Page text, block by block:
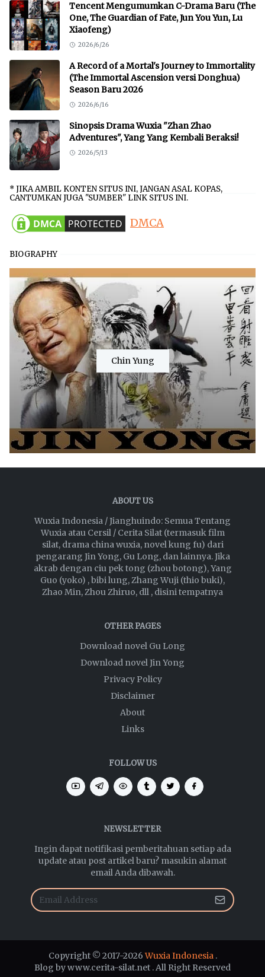
Tencent Mengumumkan C-Drama Baru (The
One, The Guardian of Fate, Jun You Yun, Lu
Xiaofeng)
2026/6/26
A Record of a Mortal's Journey to Immortality
(The Immortal Ascension versi Donghua)
Season Baru 2026
2026/6/16
Sinopsis Drama Wuxia "Zhan Zhao
Adventures", Yang Yang Kembali Beraksi!
2026/5/13
* JIKA AMBIL KONTEN SITUS INI, JANGAN ASAL KOPAS,
CANTUMKAN JUGA "SUMBER" LINK SITUS INI.
DMCA
BIOGRAPHY
Chin Yung
ABOUT US
Wuxia Indonesia / Jianghuindo: Semua Tentang
Wuxia atau Cersil / Cerita Silat (termasuk film
silat, drama china wuxia, novel kung fu) dari
pengarang Jin Yong, Gu Long, dan lainnya. Jika
akrab dengan ciu pek tong (zhou botong), Yang
Guo (yoko) , bibi lung, Zhang Wuji (thio buki),
Zhao Min, Zhou Zhiruo, dll , disini tempatnya
OTHER PAGES
Download novel Gu Long
Download novel Jin Yong
Privacy Policy
Disclaimer
About
Links
FOLLOW US
NEWSLETTER
Ingin dapat notifikasi pemberitahuan setiap ada
update atau post artikel baru? masukin alamat
email Anda dibawah.
Copyright © 2017-2026Wuxia Indonesia.
Blog by www.cerita-silat.net . All Right Reserved